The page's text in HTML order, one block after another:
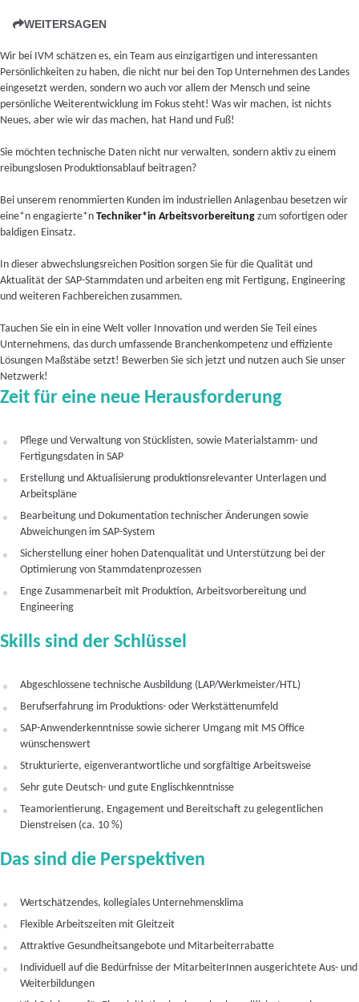
WEITERSAGEN
Wir bei IVM schätzen es, ein Team aus einzigartigen und interessanten
Persönlichkeiten zu haben, die nicht nur bei den Top Unternehmen des Landes
eingesetzt werden, sondern wo auch vor allem der Mensch und seine
persönliche Weiterentwicklung im Fokus steht! Was wir machen, ist nichts
Neues, aber wie wir das machen, hat Hand und Fuß!
Sie möchten technische Daten nicht nur verwalten, sondern aktiv zu einem
reibungslosen Produktionsablauf beitragen?
Bei unserem renommierten Kunden im industriellen Anlagenbau besetzen wir
eine*n engagierte*n Techniker*in Arbeitsvorbereitung zum sofortigen oder
baldigen Einsatz.
In dieser abwechslungsreichen Position sorgen Sie für die Qualität und
Aktualität der SAP-Stammdaten und arbeiten eng mit Fertigung, Engineering
und weiteren Fachbereichen zusammen.
Tauchen Sie ein in eine Welt voller Innovation und werden Sie Teil eines
Unternehmens, das durch umfassende Branchenkompetenz und effiziente
Lösungen Maßstäbe setzt! Bewerben Sie sich jetzt und nutzen auch Sie unser
Netzwerk!
Zeit für eine neue Herausforderung
Pflege und Verwaltung von Stücklisten, sowie Materialstamm- und
Fertigungsdaten in SAP
Erstellung und Aktualisierung produktionsrelevanter Unterlagen und
Arbeitspläne
Bearbeitung und Dokumentation technischer Änderungen sowie
Abweichungen im SAP-System
Sicherstellung einer hohen Datenqualität und Unterstützung bei der
Optimierung von Stammdatenprozessen
Enge Zusammenarbeit mit Produktion, Arbeitsvorbereitung und
Engineering
Skills sind der Schlüssel
Abgeschlossene technische Ausbildung (LAP/Werkmeister/HTL)
Berufserfahrung im Produktions- oder Werkstättenumfeld
SAP-Anwenderkenntnisse sowie sicherer Umgang mit MS Office
wünschenswert
Strukturierte, eigenverantwortliche und sorgfältige Arbeitsweise
Sehr gute Deutsch- und gute Englischkenntnisse
Teamorientierung, Engagement und Bereitschaft zu gelegentlichen
Dienstreisen (ca. 10 %)
Das sind die Perspektiven
Wertschätzendes, kollegiales Unternehmensklima
Flexible Arbeitszeiten mit Gleitzeit
Attraktive Gesundheitsangebote und Mitarbeiterrabatte
Individuell auf die Bedürfnisse der MitarbeiterInnen ausgerichtete Aus- und
Weiterbildungen